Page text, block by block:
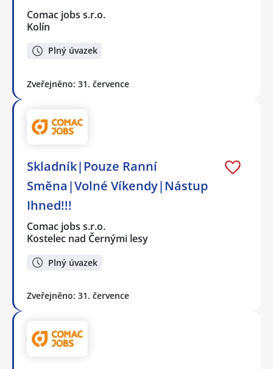
Comac jobs s.r.o.
Kolín
Plný úvazek
Zveřejněno: 31. července
Skladník|Pouze Ranní
Směna|Volné Víkendy|Nástup
Ihned!!!
Comac jobs s.r.o.
Kostelec nad Černými lesy
Plný úvazek
Zveřejněno: 31. července